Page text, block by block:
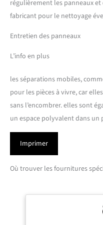
régulièrement les panneaux
fabricant pour le nettoyage
Entretien des panneaux
L’info en plus
les séparations mobiles,
pour les pièces à vivre, car
sans l’encombrer. elles sont
un espace polyvalent dans
Imprimer
Où trouver les fournitures